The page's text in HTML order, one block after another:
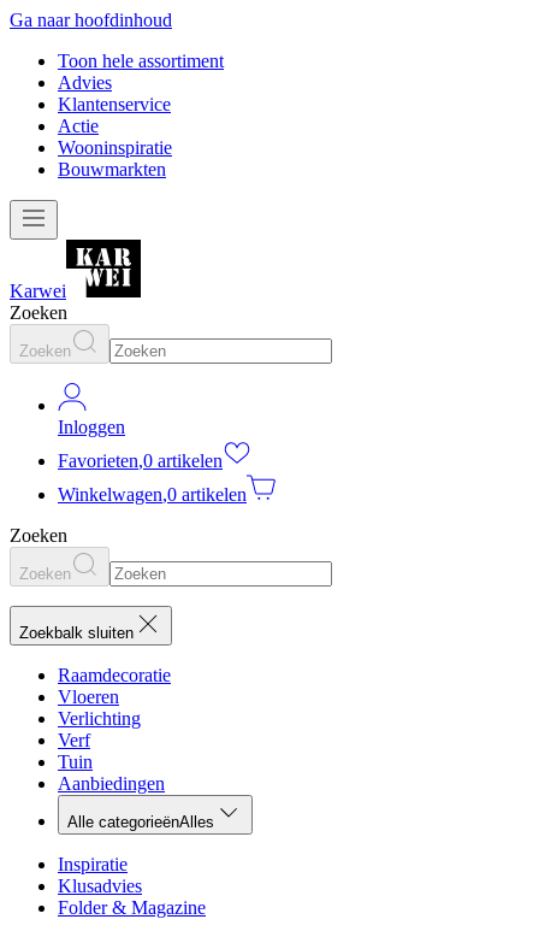
Ga naar hoofdinhoud
Toon hele assortiment
Advies
Klantenservice
Actie
Wooninspiratie
Bouwmarkten
Karwei
Zoeken
Zoeken
Inloggen
Favorieten,0 artikelen
Winkelwagen,0 artikelen
Zoeken
Zoeken
Zoekbalk sluiten
Raamdecoratie
Vloeren
Verlichting
Verf
Tuin
Aanbiedingen
Alle categorieënAlles
Inspiratie
Klusadvies
Folder & Magazine